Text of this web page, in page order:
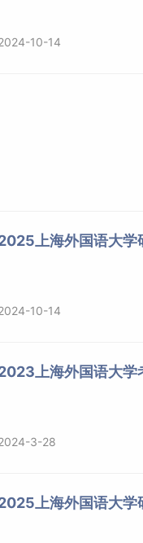
外国语大学）
）
报考全日制项目，即
10-14
上海外国语大学
10-14
上海外国语大学
3-28
上海外国语大学